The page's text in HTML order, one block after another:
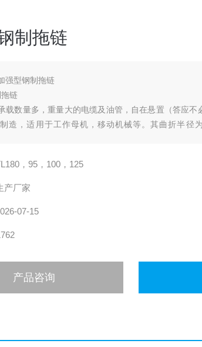
制拖链
强型钢制拖链
链
载数量多，重量大的电缆及油管，自在悬置（答应不
造，适用于工作母机，移动机械等。其曲折半径
，95，100，125
产厂家
07-15
产品咨询